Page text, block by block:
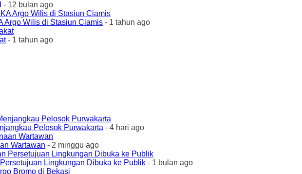
- 12 bulan ago
Argo Wilis di Stasiun Ciamis - 1 tahun ago
- 1 tahun ago
Pelosok Purwakarta - 4 hari ago
Wartawan - 2 minggu ago
Lingkungan Dibuka ke Publik - 1 bulan ago